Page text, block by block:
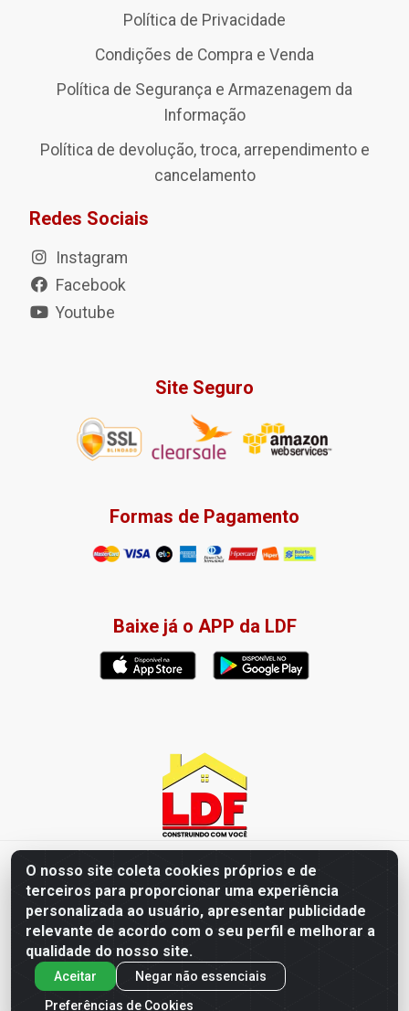
O nosso site coleta cookies próprios e de
terceiros para proporcionar uma experiência
personalizada ao usuário, apresentar publicidade
relevante de acordo com o seu perfil e melhorar a
qualidade do nosso site.
Aceitar
Negar não essenciais
Preferências de Cookies
Política de Privacidade
Condições de Compra e Venda
Política de Segurança e Armazenagem da
Informação
Política de devolução, troca, arrependimento e
cancelamento
Redes Sociais
Instagram
Facebook
Youtube
Site Seguro
Formas de Pagamento
Baixe já o APP da LDF
LDF Home Center - R. Hortência Helena Amorim Brito, 1343 -
Jardim América, Cabedelo - PB / CEP 58102-660 - CNPJ
57.477.123/0001-35